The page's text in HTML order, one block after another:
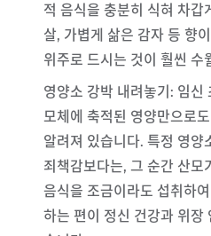
적 음식을 충분히 식혀 차갑
살, 가볍게 삶은 감자 등 향
위주로 드시는 것이 훨씬 수
영양소 강박 내려놓기 : 임신
모체에 축적된 영양만으로
알려져 있습니다. 특정 영양
죄책감보다는, 그 순간 산모
음식을 조금이라도 섭취하
하는 편이 정신 건강과 위장